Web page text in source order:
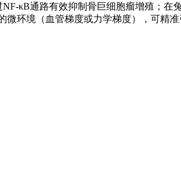
κB通路有效抑制骨巨细胞瘤增殖；在
环境（血管梯度或力学梯度），可精